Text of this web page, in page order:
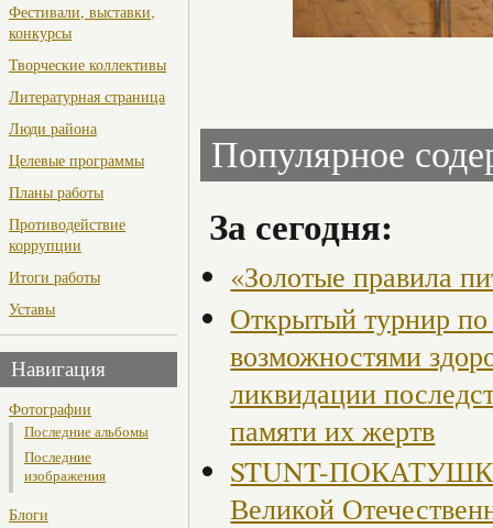
Фестивали, выставки,
конкурсы
Творческие коллективы
Литературная страница
Люди района
Целевые программы
Планы работы
Противодействие
коррупции
Итоги работы
Уставы
Навигация
Фотографии
Последние альбомы
Последние
изображения
Блоги
Популярное
За сегодня:
«Золотые правила
Открытый турнир
возможностями
ликвидации
памяти их жертв
STUNT-
Великой